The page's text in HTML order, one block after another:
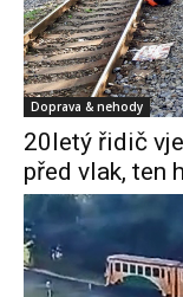
Doprava & nehody
20letý řidič
před vlak, ten